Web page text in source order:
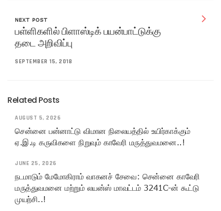
NEXT POST
பள்ளிகளில் பிளாஸ்டிக் பயன்பாட்டுக்கு
தடை அறிவிப்பு
SEPTEMBER 15, 2018
Related Posts
AUGUST 5, 2026
சென்னை பன்னாட்டு விமான நிலையத்தில் உயிர்காக்கும்
ஏ.இ.டி கருவிகளை நிறுவும் காவேரி மருத்துவமனை..!
JUNE 25, 2026
நடமாடும் மேமோகிராம் வாகனச் சேவை: சென்னை காவேரி
மருத்துவமனை மற்றும் லயன்ஸ் மாவட்டம் 3241C-ன் கூட்டு
முயற்சி..!